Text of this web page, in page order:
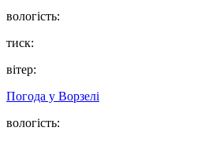
вологість:
тиск:
вітер:
Погода у Ворзелі
вологість: